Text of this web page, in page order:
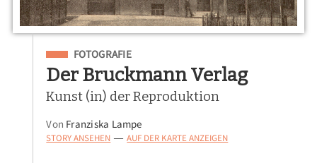
Eingeordnet unter
FOTOGRAFIE
Der Bruckmann Verlag
Kunst (in) der Reproduktion
Von Franziska Lampe
STORY ANSEHEN — AUF DER KARTE ANZEIGEN